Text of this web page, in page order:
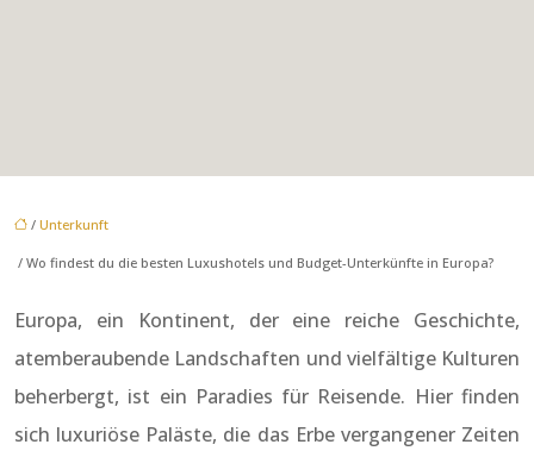
/ Unterkunft
/ Wo findest du die besten Luxushotels und Budget-Unterkünfte in Europa?
Europa, ein Kontinent, der eine reiche Geschichte,
atemberaubende Landschaften und vielfältige Kulturen
beherbergt, ist ein Paradies für Reisende. Hier finden
sich luxuriöse Paläste, die das Erbe vergangener Zeiten